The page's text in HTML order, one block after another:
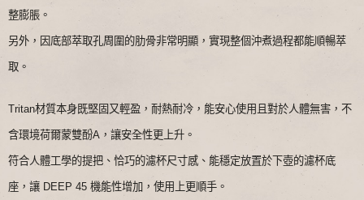
整膨脹。
另外，因底部萃取孔周圍的肋骨非常明顯，實現整個沖煮過程都能順暢萃
取。
Tritan材質本身既堅固又輕盈，耐熱耐冷，能安心使用且對於人體無害，不
含環境荷爾蒙雙酚A，讓安全性更上升。
符合人體工學的提把、恰巧的濾杯尺寸感、能穩定放置於下壺的濾杯底
座，讓 DEEP 45 機能性增加，使用上更順手。